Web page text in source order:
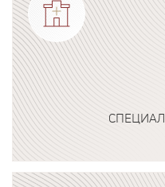
Подробнее о программе